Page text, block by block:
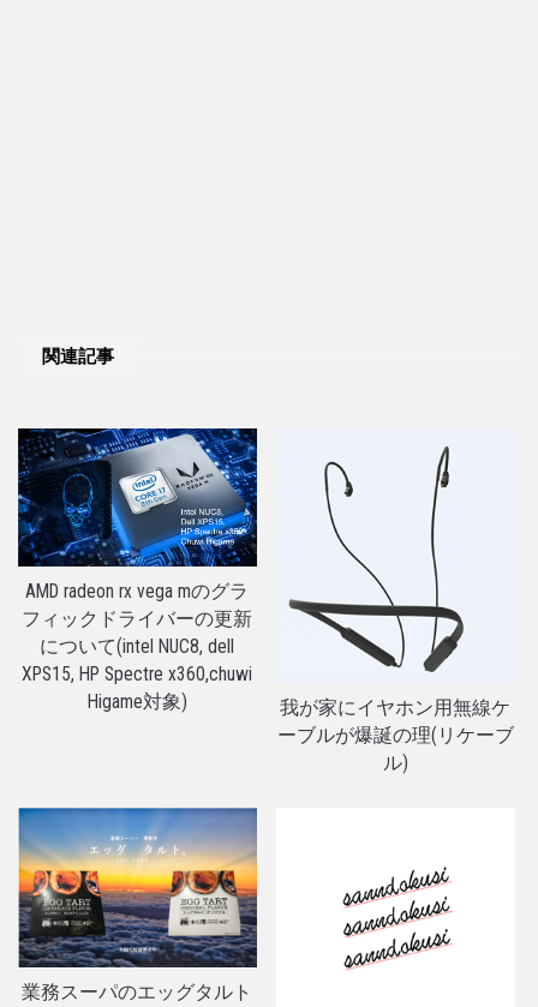
関連記事
AMD radeon rx vega mのグラ
フィックドライバーの更新
について(intel NUC8, dell
XPS15, HP Spectre x360,chuwi
Higame対象)
我が家にイヤホン用無線ケ
ーブルが爆誕の理(リケーブ
ル)
業務スーパのエッグタルト